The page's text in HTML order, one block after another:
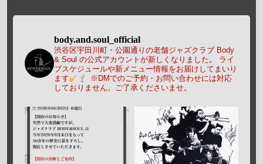
body.and.soul_official
渋谷区宇田川町・公園通りの老舗ジャズクラブ Body
& Soul の公式アカウントが新しくなりました。
ライ
ブスケジュールや新メニュー情報をお届けしてまいり
ます
※DMでのご予約・お問い合わせには対応
しておりません。ご了承くださいませ。